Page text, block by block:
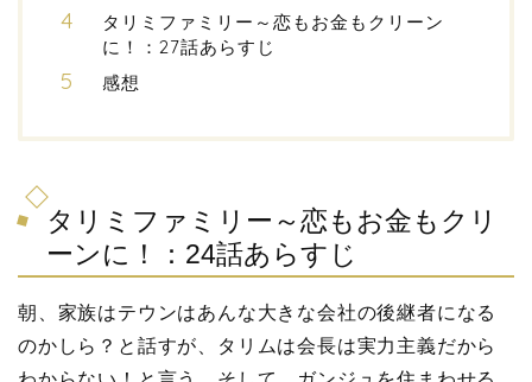
タリミファミリー～恋もお金もクリーン
に！：27話あらすじ
感想
タリミファミリー～恋もお金もクリ
ーンに！：24話あらすじ
朝、家族はテウンはあんな大きな会社の後継者になる
のかしら？と話すが、タリムは会長は実力主義だから